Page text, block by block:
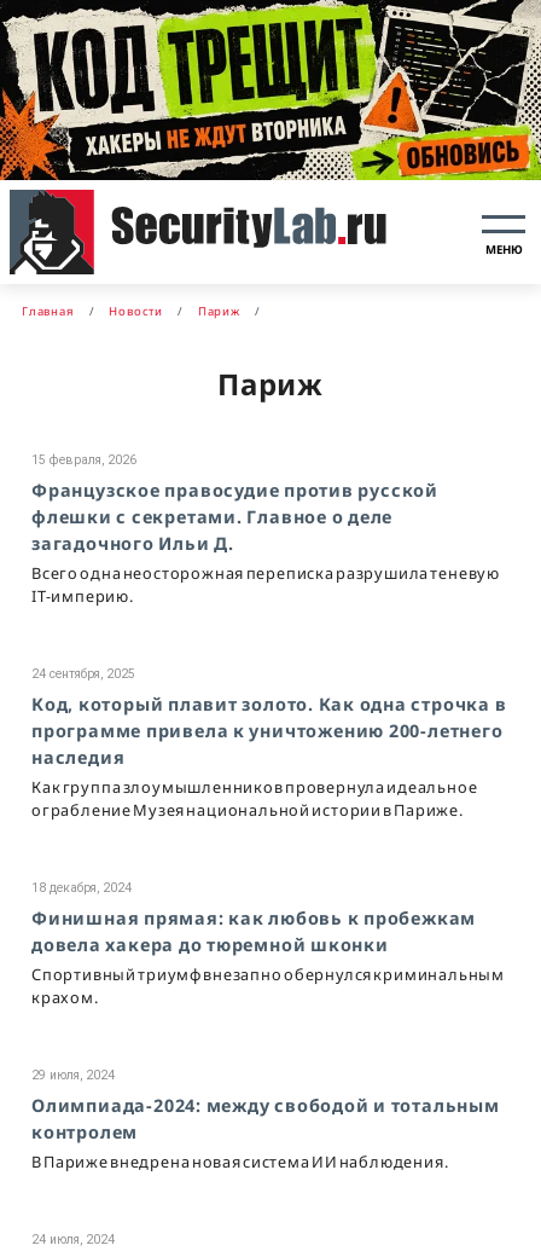
МЕНЮ
Главная Новости Париж
Париж
15 февраля, 2026
Французское правосудие против русской
флешки с секретами. Главное о деле
загадочного Ильи Д.
Всего одна неосторожная переписка разрушила теневую
IT-империю.
24 сентября, 2025
Код, который плавит золото. Как одна строчка в
программе привела к уничтожению 200-летнего
наследия
Как группа злоумышленников провернула идеальное
ограбление Музея национальной истории в Париже.
18 декабря, 2024
Финишная прямая: как любовь к пробежкам
довела хакера до тюремной шконки
Спортивный триумф внезапно обернулся криминальным
крахом.
29 июля, 2024
Олимпиада-2024: между свободой и тотальным
контролем
В Париже внедрена новая система ИИ наблюдения.
24 июля, 2024